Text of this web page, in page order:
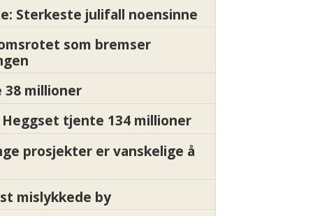
Sterkeste julifall noensinne
som bremser
millioner
Heggset tjente 134 millioner
prosjekter er vanskelige å
mislykkede by